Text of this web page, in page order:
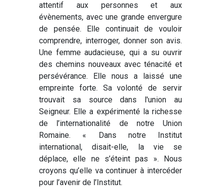
attentif aux personnes et aux
évènements, avec une grande envergure
de pensée. Elle continuait de vouloir
comprendre, interroger, donner son avis.
Une femme audacieuse, qui a su ouvrir
des chemins nouveaux avec ténacité et
persévérance. Elle nous a laissé une
empreinte forte. Sa volonté de servir
trouvait sa source dans l'union au
Seigneur. Elle a expérimenté la richesse
de l’internationalité de notre Union
Romaine. « Dans notre Institut
international, disait-elle, la vie se
déplace, elle ne s’éteint pas ». Nous
croyons qu’elle va continuer à intercéder
pour l’avenir de l’Institut.